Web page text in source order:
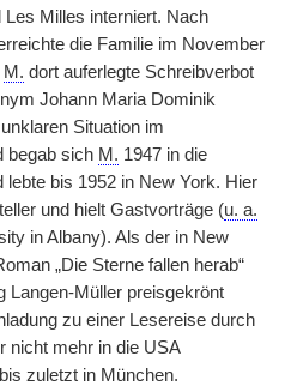
Les Milles interniert. Nach
die Familie im November
M. dort auferlegte Schreibverbot
Johann Maria Dominik
Situation im
begab sich M. 1947 in die
lebte bis 1952 in New York. Hier
und hielt Gastvorträge (u. a.
in Albany). Als der in New
„Die Sterne fallen herab“
Langen-Müller preisgekrönt
zu einer Lesereise durch
nicht mehr in die USA
zuletzt in München.